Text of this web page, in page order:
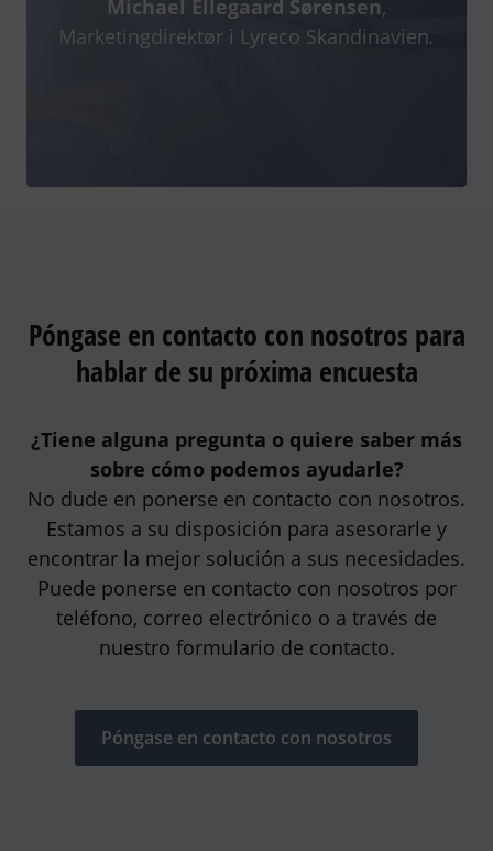
Michael Ellegaard Sørensen,
Marketingdirektør i Lyreco Skandinavien.
Póngase en contacto con nosotros para
hablar de su próxima encuesta
¿Tiene alguna pregunta o quiere saber más
sobre cómo podemos ayudarle?
No dude en ponerse en contacto con nosotros.
Estamos a su disposición para asesorarle y
encontrar la mejor solución a sus necesidades.
Puede ponerse en contacto con nosotros por
teléfono, correo electrónico o a través de
nuestro formulario de contacto.
Póngase en contacto con nosotros